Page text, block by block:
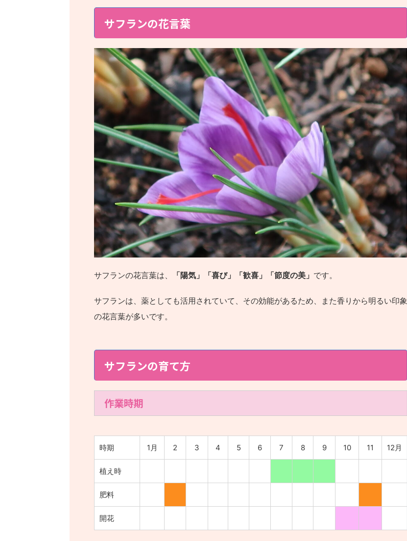
サフランの花言葉
サフランの花言葉は、 「陽気」「喜び」「歓喜」「節度の美」 です。
サフランは、薬としても活用されていて、その効能があるため、また香りから明るい印象
の花言葉が多いです。
サフランの育て方
作業時期
時期 1月 2 3 4 5 6 7 8 9 10 11 12月
植え時
肥料
開花